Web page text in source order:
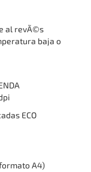
al revÃ©s
baja o
ECO
A4)